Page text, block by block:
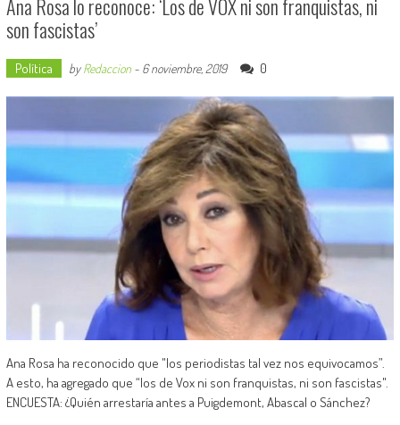
Ana Rosa lo reconoce: ‘Los de VOX ni son franquistas, ni
son fascistas’
Política byRedaccion- 6 noviembre, 2019 0
Ana Rosa ha reconocido que "los periodistas tal vez nos equivocamos”.
A esto, ha agregado que “los de Vox ni son franquistas, ni son fascistas".
ENCUESTA: ¿Quién arrestaría antes a Puigdemont, Abascal o Sánchez?